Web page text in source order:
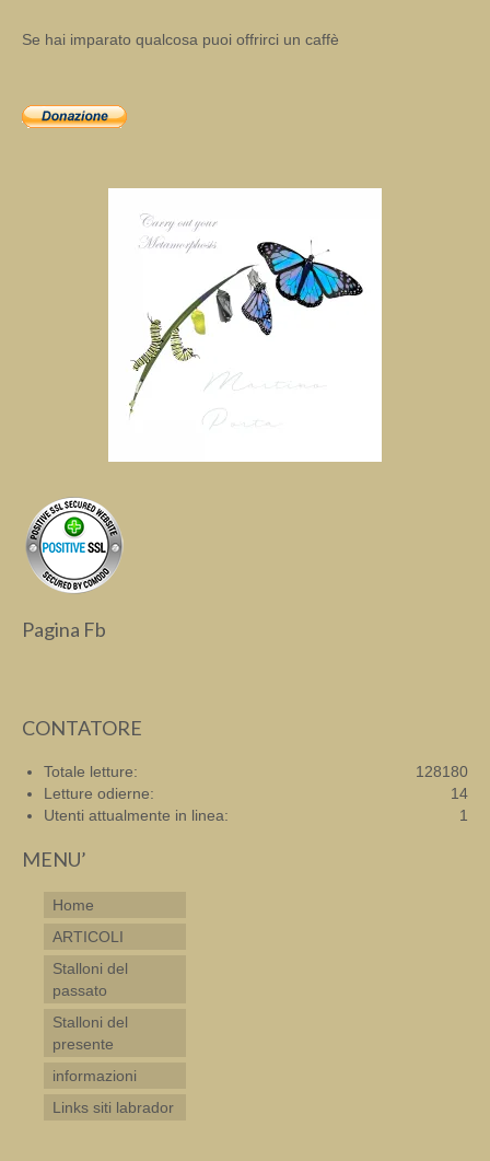
Se hai imparato qualcosa puoi offrirci un caffè
Pagina Fb
CONTATORE
128180
Totale letture:
14
Letture odierne:
1
Utenti attualmente in linea:
MENU’
Home
ARTICOLI
Stalloni del
passato
Stalloni del
presente
informazioni
Links siti labrador